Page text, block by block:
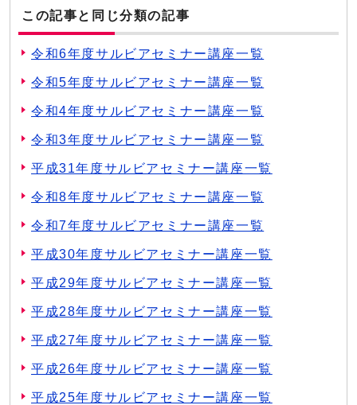
この記事と同じ分類の記事
令和6年度サルビアセミナー講座一覧
令和5年度サルビアセミナー講座一覧
令和4年度サルビアセミナー講座一覧
令和3年度サルビアセミナー講座一覧
平成31年度サルビアセミナー講座一覧
令和8年度サルビアセミナー講座一覧
令和7年度サルビアセミナー講座一覧
平成30年度サルビアセミナー講座一覧
平成29年度サルビアセミナー講座一覧
平成28年度サルビアセミナー講座一覧
平成27年度サルビアセミナー講座一覧
平成26年度サルビアセミナー講座一覧
平成25年度サルビアセミナー講座一覧